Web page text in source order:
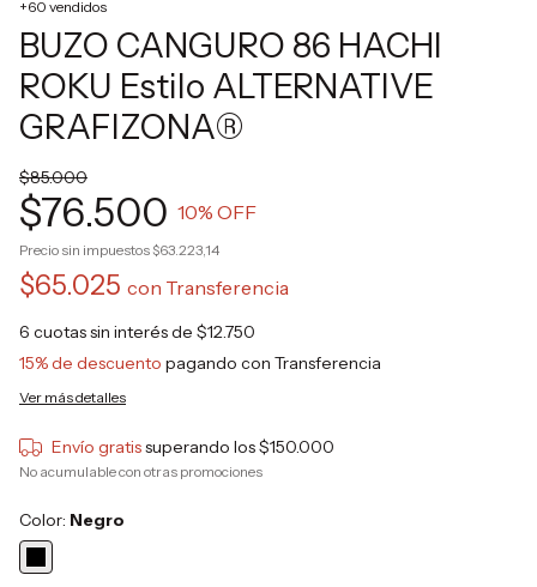
+60 vendidos
BUZO CANGURO 86 HACHI
ROKU Estilo ALTERNATIVE
GRAFIZONA®
$85.000
$76.500 10% OFF
Precio sin impuestos$63.223,14
$65.025 con Transferencia
6 cuotas sin interés de $12.750
15% de descuento pagando con Transferencia
Ver más detalles
Envío gratissuperando los$150.000
No acumulable con otras promociones
Color: Negro